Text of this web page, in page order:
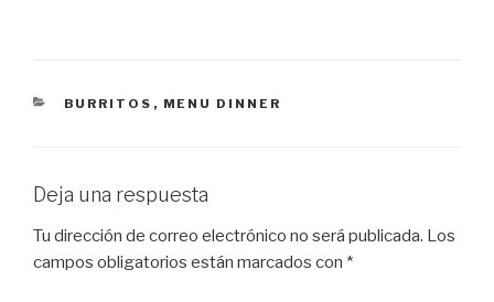
CATEGORÍAS
BURRITOS , MENU DINNER
Deja una respuesta
Tu dirección de correo electrónico no será publicada. Los
campos obligatorios están marcados con *